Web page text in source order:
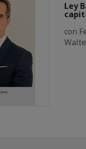
Ley
con